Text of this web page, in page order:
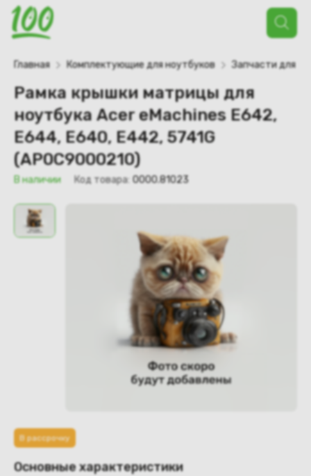
Поиск
товаров
Главная Комплектующие для ноутбуков Запчасти для
Рамка крышки матрицы для
ноутбука Acer eMachines E642,
E644, E640, E442, 5741G
(AP0C9000210)
В наличии Код товара: 0000.81023
В рассрочку
Основные характеристики